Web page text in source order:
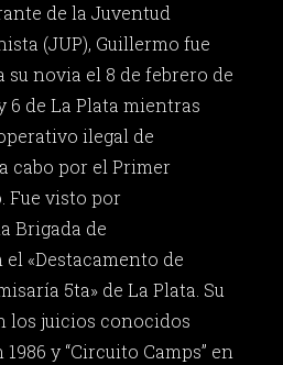
de la Juventud
(JUP), Guillermo fue
su novia el 8 de febrero de
6 de La Plata mientras
ilegal de
cabo por el Primer
Fue visto por
Brigada de
«Destacamento de
5ta» de La Plata. Su
los juicios conocidos
1986 y “Circuito Camps” en